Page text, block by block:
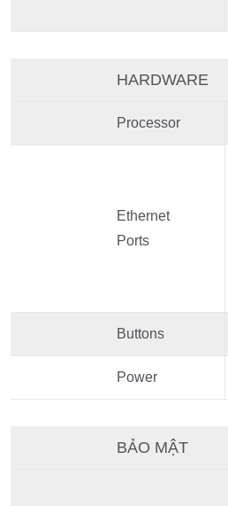
HARDWARE
Processor
Ethernet
Ports
Buttons
Power
BẢO MẬT